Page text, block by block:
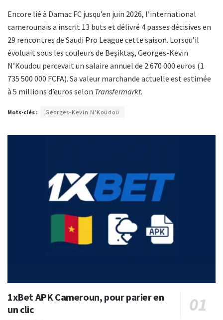
Encore lié à Damac FC jusqu’en juin 2026, l’international
camerounais a inscrit 13 buts et délivré 4 passes décisives en
29 rencontres de Saudi Pro League cette saison. Lorsqu’il
évoluait sous les couleurs de Beşiktaş, Georges-Kevin
N’Koudou percevait un salaire annuel de 2 670 000 euros (1
735 500 000 FCFA). Sa valeur marchande actuelle est estimée
à 5 millions d’euros selon Transfermarkt.
Mots-clés : Georges-Kevin N'Koudou
1xBet APK Cameroun, pour parier en
un clic